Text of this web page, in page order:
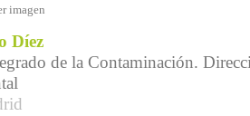
imagen
Díez
de la Contaminación.